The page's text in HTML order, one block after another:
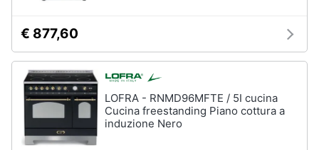
Festività
e
ricorrenze
Promozioni
Elettrodomestici
da
incasso
Lavastoviglie
Incasso
Frigorifero
€ 877,60
LOFRA - RNMD96MFTE / 5I cucina
Cucina freestanding Piano cottura a
induzione Nero